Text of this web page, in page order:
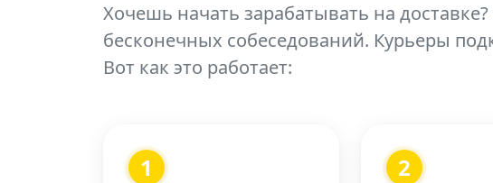
Хочешь начать зарабатывать на
бесконечных собеседований. Курьеры
Вот как это работает:
1 2